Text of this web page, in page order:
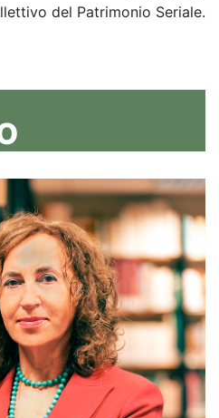
del Patrimonio Seriale.